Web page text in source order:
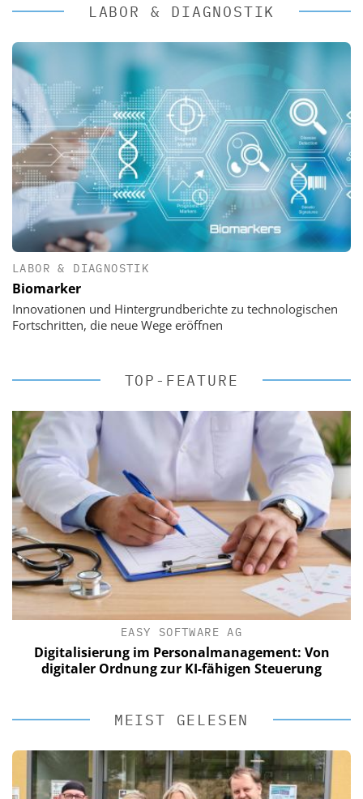
LABOR & DIAGNOSTIK
LABOR & DIAGNOSTIK
Biomarker
Innovationen und Hintergrundberichte zu technologischen
Fortschritten, die neue Wege eröffnen
TOP-FEATURE
EASY SOFTWARE AG
Digitalisierung im Personalmanagement: Von
digitaler Ordnung zur KI-fähigen Steuerung
MEIST GELESEN